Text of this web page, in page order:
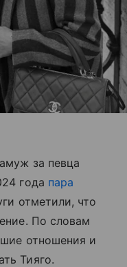
за певца
года пара
отметили, что
По словам
отношения и
Тияго.